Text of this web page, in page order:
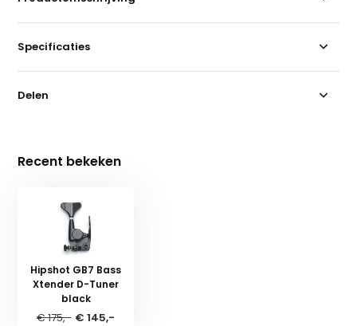
Specificaties
Delen
Recent bekeken
Hipshot GB7 Bass
Xtender D-Tuner
black
€ 175,- € 145,-